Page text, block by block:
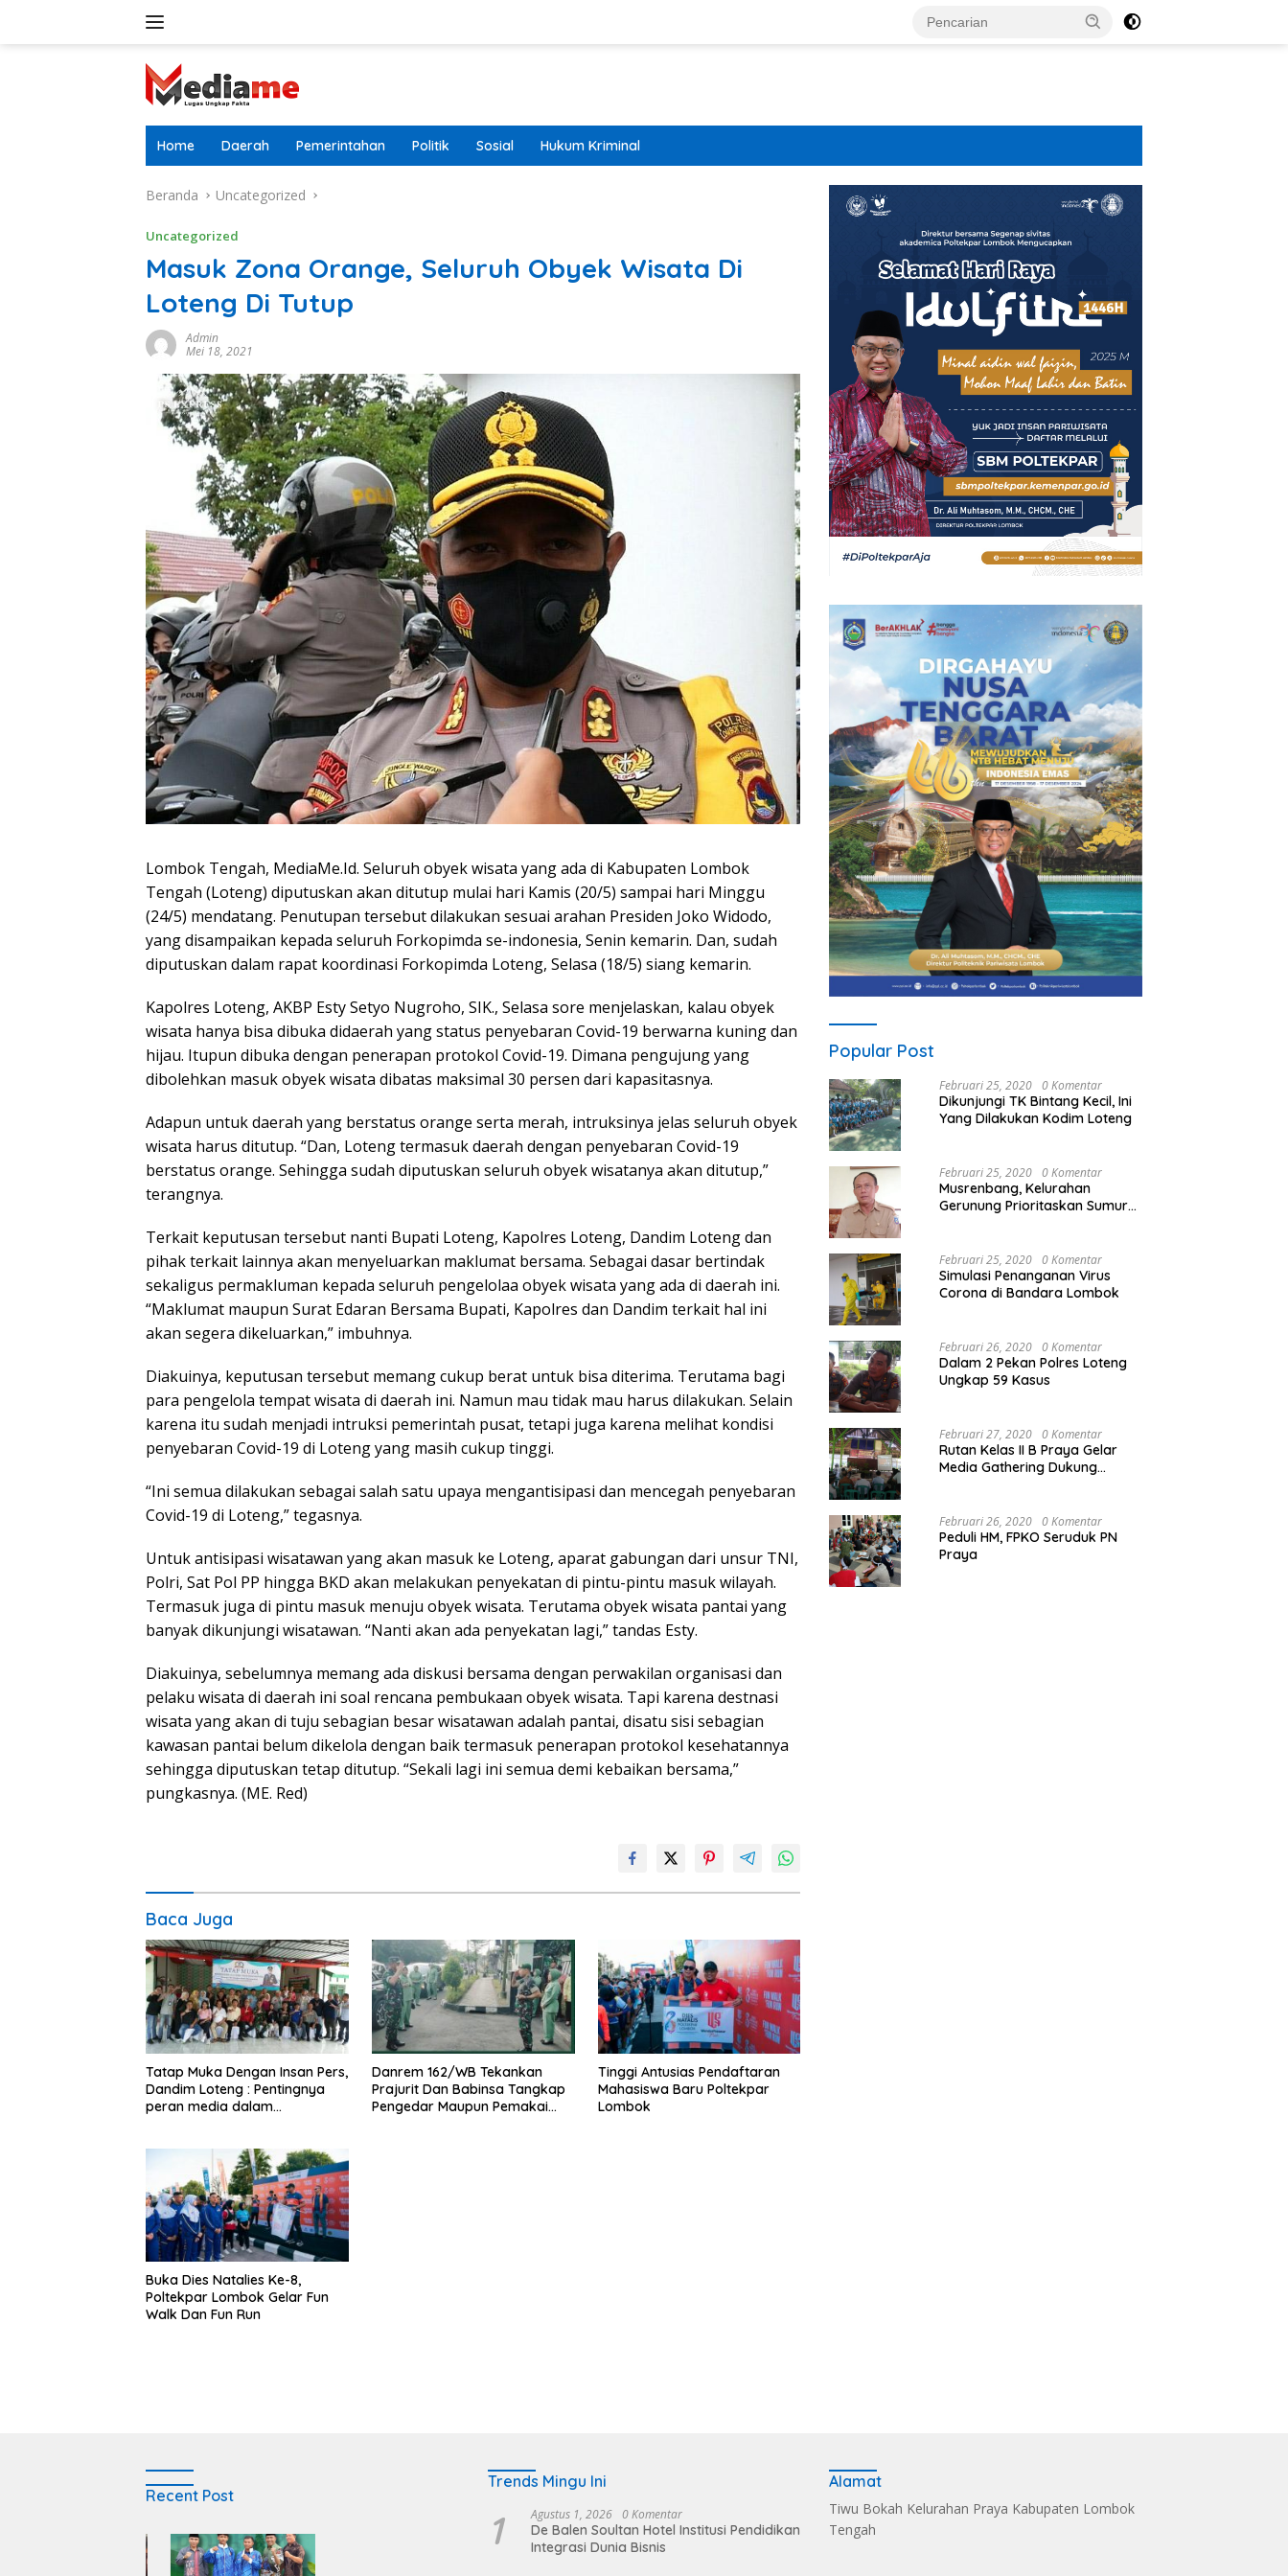
Home Daerah Pemerintahan Politik Sosial Hukum Kriminal
Beranda Uncategorized
Uncategorized
Masuk Zona Orange, Seluruh Obyek Wisata Di
Loteng Di Tutup
Admin
Mei 18, 2021
Lombok Tengah, MediaMe.Id. Seluruh obyek wisata yang ada di Kabupaten Lombok
Tengah (Loteng) diputuskan akan ditutup mulai hari Kamis (20/5) sampai hari Minggu
(24/5) mendatang. Penutupan tersebut dilakukan sesuai arahan Presiden Joko Widodo,
yang disampaikan kepada seluruh Forkopimda se-indonesia, Senin kemarin. Dan, sudah
diputuskan dalam rapat koordinasi Forkopimda Loteng, Selasa (18/5) siang kemarin.
Kapolres Loteng, AKBP Esty Setyo Nugroho, SIK., Selasa sore menjelaskan, kalau obyek
wisata hanya bisa dibuka didaerah yang status penyebaran Covid-19 berwarna kuning dan
hijau. Itupun dibuka dengan penerapan protokol Covid-19. Dimana pengujung yang
dibolehkan masuk obyek wisata dibatas maksimal 30 persen dari kapasitasnya.
Adapun untuk daerah yang berstatus orange serta merah, intruksinya jelas seluruh obyek
wisata harus ditutup. “Dan, Loteng termasuk daerah dengan penyebaran Covid-19
berstatus orange. Sehingga sudah diputuskan seluruh obyek wisatanya akan ditutup,”
terangnya.
Terkait keputusan tersebut nanti Bupati Loteng, Kapolres Loteng, Dandim Loteng dan
pihak terkait lainnya akan menyeluarkan maklumat bersama. Sebagai dasar bertindak
sekaligus permakluman kepada seluruh pengelolaa obyek wisata yang ada di daerah ini.
“Maklumat maupun Surat Edaran Bersama Bupati, Kapolres dan Dandim terkait hal ini
akan segera dikeluarkan,” imbuhnya.
Diakuinya, keputusan tersebut memang cukup berat untuk bisa diterima. Terutama bagi
para pengelola tempat wisata di daerah ini. Namun mau tidak mau harus dilakukan. Selain
karena itu sudah menjadi intruksi pemerintah pusat, tetapi juga karena melihat kondisi
penyebaran Covid-19 di Loteng yang masih cukup tinggi.
“Ini semua dilakukan sebagai salah satu upaya mengantisipasi dan mencegah penyebaran
Covid-19 di Loteng,” tegasnya.
Untuk antisipasi wisatawan yang akan masuk ke Loteng, aparat gabungan dari unsur TNI,
Polri, Sat Pol PP hingga BKD akan melakukan penyekatan di pintu-pintu masuk wilayah.
Termasuk juga di pintu masuk menuju obyek wisata. Terutama obyek wisata pantai yang
banyak dikunjungi wisatawan. “Nanti akan ada penyekatan lagi,” tandas Esty.
Diakuinya, sebelumnya memang ada diskusi bersama dengan perwakilan organisasi dan
pelaku wisata di daerah ini soal rencana pembukaan obyek wisata. Tapi karena destnasi
wisata yang akan di tuju sebagian besar wisatawan adalah pantai, disatu sisi sebagian
kawasan pantai belum dikelola dengan baik termasuk penerapan protokol kesehatannya
sehingga diputuskan tetap ditutup. “Sekali lagi ini semua demi kebaikan bersama,”
pungkasnya. (ME. Red)
Baca Juga
Tatap Muka Dengan Insan Pers,
Dandim Loteng : Pentingnya
peran media dalam
Danrem 162/WB Tekankan
Prajurit Dan Babinsa Tangkap
Pengedar Maupun Pemakai
Tinggi Antusias Pendaftaran
Mahasiswa Baru Poltekpar
Lombok
Buka Dies Natalies Ke-8,
Poltekpar Lombok Gelar Fun
Walk Dan Fun Run
Popular Post
Februari 25, 2020 0 Komentar
Dikunjungi TK Bintang Kecil, Ini
Yang Dilakukan Kodim Loteng
Februari 25, 2020 0 Komentar
Musrenbang, Kelurahan
Gerunung Prioritaskan Sumur
Februari 25, 2020 0 Komentar
Simulasi Penanganan Virus
Corona di Bandara Lombok
Februari 26, 2020 0 Komentar
Dalam 2 Pekan Polres Loteng
Ungkap 59 Kasus
Februari 27, 2020 0 Komentar
Rutan Kelas II B Praya Gelar
Media Gathering Dukung
Februari 26, 2020 0 Komentar
Peduli HM, FPKO Seruduk PN
Praya
Recent Post
Trends Mingu Ini
1 Agustus 1, 2026 0 Komentar
De Balen Soultan Hotel Institusi Pendidikan
Integrasi Dunia Bisnis
Alamat
Tiwu Bokah Kelurahan Praya Kabupaten Lombok
Tengah